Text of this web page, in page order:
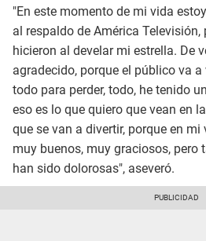
"En este momento de mi vida
al respaldo de América
hicieron al develar mi estrella. De
agradecido, porque el público va a
todo para perder, todo, he tenido
eso es lo que quiero que vean en
que se van a divertir, porque en
muy buenos, muy graciosos, pero
han sido dolorosas", aseveró.